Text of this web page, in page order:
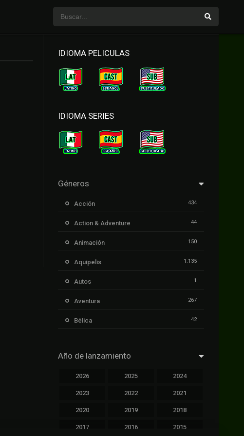
IDIOMA PELICULAS
IDIOMA SERIES
Géneros
Acción 434
Action & Adventure 44
Animación 150
Aquipelis 1.135
Autos 1
Aventura 267
Bélica 42
Cinecalidad
Cinetux 1.139
Año de lanzamiento
2026 2025 2024
2023 2022 2021
2020 2019 2018
2017 2016 2015